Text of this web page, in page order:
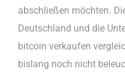
abschließen möchten.
Deutschland und die
bitcoin verkaufen
bislang noch nicht